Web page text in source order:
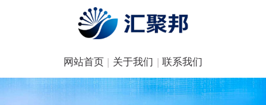
网站首页 关于我们 联系我们